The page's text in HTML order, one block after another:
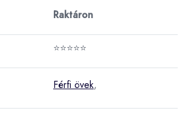
Raktáron
⭐⭐⭐⭐⭐
Férfi övek,